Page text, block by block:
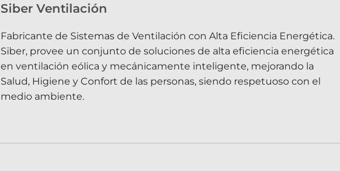
Siber Ventilación
Fabricante de Sistemas de Ventilación con Alta Eficiencia Energética.
Siber, provee un conjunto de soluciones de alta eficiencia energética
en ventilación eólica y mecánicamente inteligente, mejorando la
Salud, Higiene y Confort de las personas, siendo respetuoso con el
medio ambiente.